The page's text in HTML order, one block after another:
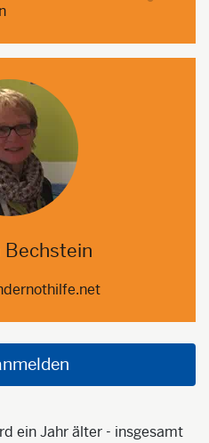
Bechstein
ein Jahr älter - insgesamt